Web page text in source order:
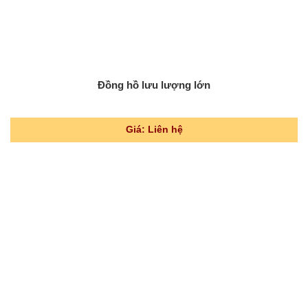
Đồng hồ lưu lượng lớn
Giá: Liên hệ